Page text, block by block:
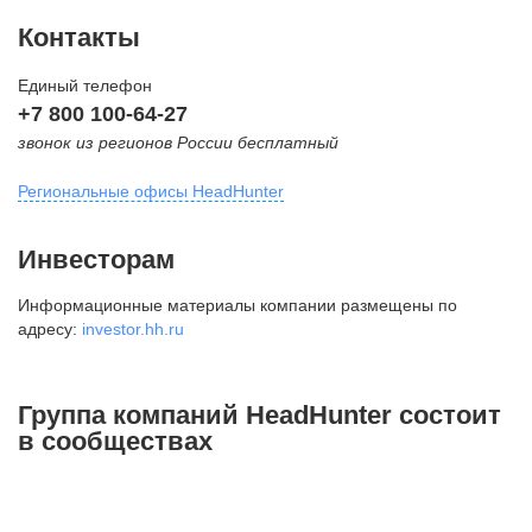
Контакты
Единый телефон
+7 800 100-64-27
звонок из регионов России бесплатный
Региональные офисы HeadHunter
внутригородская территория
Муниципальный округ Тверской,
2-я Брестская ул., д. 48,
+7 495 980-64-27
Инвесторам
Информационные материалы компании размещены по
адресу: investor.hh.ru
Группа компаний HeadHunter состоит
в сообществах